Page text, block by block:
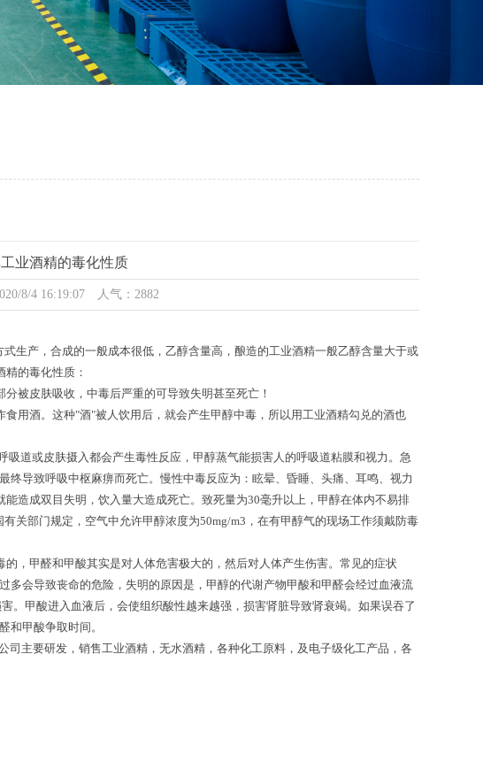
业酒精的毒化性质
8/4 16:19:07 人气：2882
产，合成的一般成本很低，乙醇含量高，酿造的工业酒精一般乙醇含量大于或
的毒化性质：
被皮肤吸收，中毒后严重的可导致失明甚至死亡！
用酒。这种"酒"被人饮用后，就会产生甲醇中毒，所以用工业酒精勾兑的酒也
道或皮肤摄入都会产生毒性反应，甲醇蒸气能损害人的呼吸道粘膜和视力。急
导致呼吸中枢麻痹而死亡。慢性中毒反应为：眩晕、昏睡、头痛、耳鸣、视力
造成双目失明，饮入量大造成死亡。致死量为30毫升以上，甲醇在体内不易排
关部门规定，空气中允许甲醇浓度为50mg/m3，在有甲醇气的现场工作须戴防毒
，甲醛和甲酸其实是对人体危害极大的，然后对人体产生伤害。常见的症状
会导致丧命的危险，失明的原因是，甲醇的代谢产物甲酸和甲醛会经过血液流
。甲酸进入血液后，会使组织酸性越来越强，损害肾脏导致肾衰竭。如果误吞了
和甲酸争取时间。
主要研发，销售工业酒精，无水酒精，各种化工原料，及电子级化工产品，各